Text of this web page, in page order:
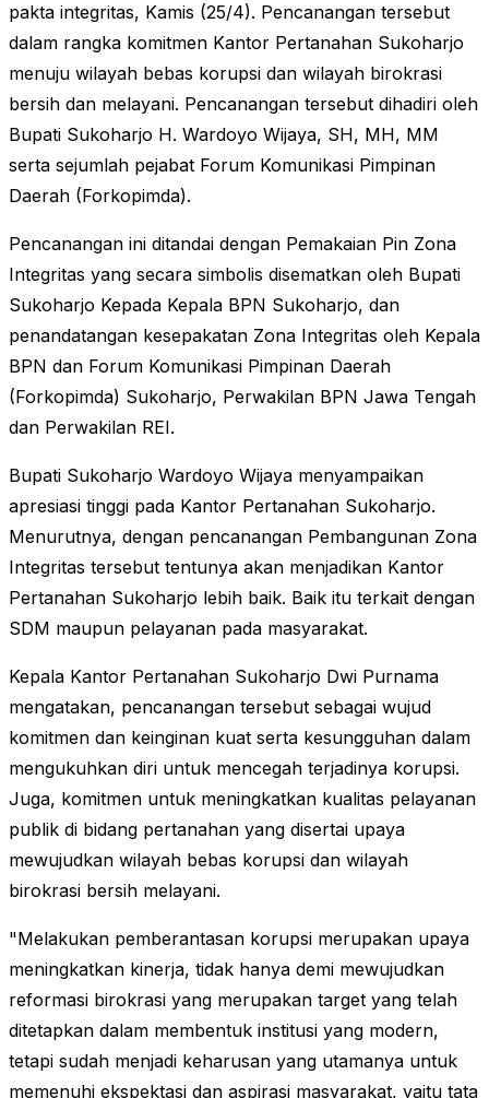
pakta integritas, Kamis (25/4). Pencanangan tersebut
dalam rangka komitmen Kantor Pertanahan Sukoharjo
menuju wilayah bebas korupsi dan wilayah birokrasi
bersih dan melayani. Pencanangan tersebut dihadiri oleh
Bupati Sukoharjo H. Wardoyo Wijaya, SH, MH, MM
serta sejumlah pejabat Forum Komunikasi Pimpinan
Daerah (Forkopimda).
Pencanangan ini ditandai dengan Pemakaian Pin Zona
Integritas yang secara simbolis disematkan oleh Bupati
Sukoharjo Kepada Kepala BPN Sukoharjo, dan
penandatangan kesepakatan Zona Integritas oleh Kepala
BPN dan Forum Komunikasi Pimpinan Daerah
(Forkopimda) Sukoharjo, Perwakilan BPN Jawa Tengah
dan Perwakilan REI.
Bupati Sukoharjo Wardoyo Wijaya menyampaikan
apresiasi tinggi pada Kantor Pertanahan Sukoharjo.
Menurutnya, dengan pencanangan Pembangunan Zona
Integritas tersebut tentunya akan menjadikan Kantor
Pertanahan Sukoharjo lebih baik. Baik itu terkait dengan
SDM maupun pelayanan pada masyarakat.
Kepala Kantor Pertanahan Sukoharjo Dwi Purnama
mengatakan, pencanangan tersebut sebagai wujud
komitmen dan keinginan kuat serta kesungguhan dalam
mengukuhkan diri untuk mencegah terjadinya korupsi.
Juga, komitmen untuk meningkatkan kualitas pelayanan
publik di bidang pertanahan yang disertai upaya
mewujudkan wilayah bebas korupsi dan wilayah
birokrasi bersih melayani.
"Melakukan pemberantasan korupsi merupakan upaya
meningkatkan kinerja, tidak hanya demi mewujudkan
reformasi birokrasi yang merupakan target yang telah
ditetapkan dalam membentuk institusi yang modern,
tetapi sudah menjadi keharusan yang utamanya untuk
memenuhi ekspektasi dan aspirasi masyarakat, yaitu tata